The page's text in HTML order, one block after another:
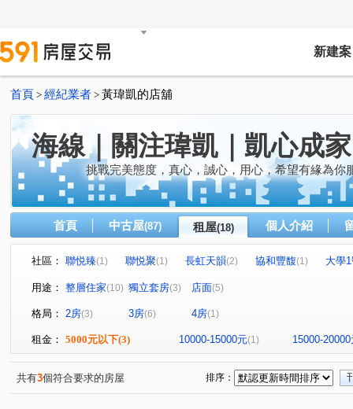
新建案
首頁 > 經紀業者 > 黃瑋凱的店舖
海線｜關注瑋凱｜凱心成家
挑戰完美態度，真心，誠心，用心，希望有緣為你
首頁 中古屋(87) 租屋(18) 個人介紹
社區： 聯悦臻(1) 聯悦聚(1) 長虹天韻(2) 協和豐馥(1)
大學
閱好書房
家來獵富座 (1)
港新五路 六路二街 港埠路二段
四維中路(1) (1)
用途： 整層住家(10) 獨立套房(3) 店面(5)
格局： 2房(3) 3房(6) 4房(1)
租金： 5000元以下(3) 10000-15000元(1) 15000-20000
共有3個符合要求的房屋 排序：